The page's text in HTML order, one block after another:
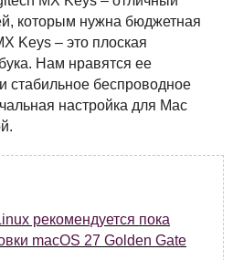
которым нужна бюджетная
Keys – это плоская
Нам нравятся ее
стабильное беспроводное
настройка для Mac
рекомендуется пока
macOS 27 Golden Gate